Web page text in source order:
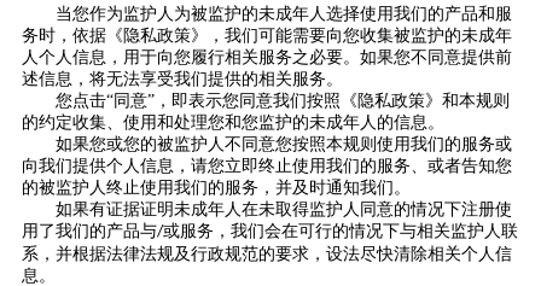
当您作为监护人为被监护的未成年人选择使用我们的产品和服
务时，依据《隐私政策》，我们可能需要向您收集被监护的未成年
人个人信息，用于向您履行相关服务之必要。如果您不同意提供前
述信息，将无法享受我们提供的相关服务。
您点击“同意”，即表示您同意我们按照《隐私政策》和本规则
的约定收集、使用和处理您和您监护的未成年人的信息。
如果您或您的被监护人不同意您按照本规则使用我们的服务或
向我们提供个人信息，请您立即终止使用我们的服务、或者告知您
的被监护人终止使用我们的服务，并及时通知我们。
如果有证据证明未成年人在未取得监护人同意的情况下注册使
用了我们的产品与/或服务，我们会在可行的情况下与相关监护人联
系，并根据法律法规及行政规范的要求，设法尽快清除相关个人信
息。